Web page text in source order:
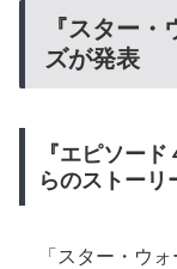
『スター
ズが発表
『エピソー
らのストーリ
「スター・ウォ